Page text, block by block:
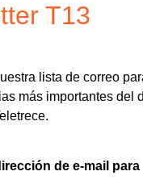
T13
lista de correo
más importantes del
de e-mail para